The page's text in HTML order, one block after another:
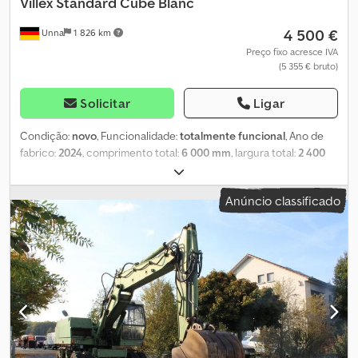
Unna 1 826 km 4 500 €
Preço fixo acresce IVA
(5 355 € bruto)
Solicitar Ligar
Condição: novo, Funcionalidade:totalmente funcional, Ano de
fabrico: 2024 , comprimento total:6 000 mm , largura total: 2 400
, Contentores em stock na imagem,
disponíveis para entrega imediata. Visitação e retirada possíveis.
Nesta oferta, disponibilizamos contentores Villex Standard Cube
Blanc, que podem ser utilizados como contentores de escritório,
contentores sanitários, salas de aula modulares, contentores para
creche, contentores para refugiados, contentores habitacionais
ou contentores de obra. Dimensões: 6 x 2,4 x 2,6 m Entrega:
Disponível em todo o território nacional Características padrão:
Estado: Novo e montado Cor exterior: Branco + Preto (como nas
fotos) Paredes exteriores: 50 mm de espessura Área: 14,40 m²
Peso: 1000 kg 1x porta de entrada (205 cm x 105 cm) 2x janelas
(105 cm x 103 cm) → de folha simples, com vidro fixo e função de
Anúncio classificado